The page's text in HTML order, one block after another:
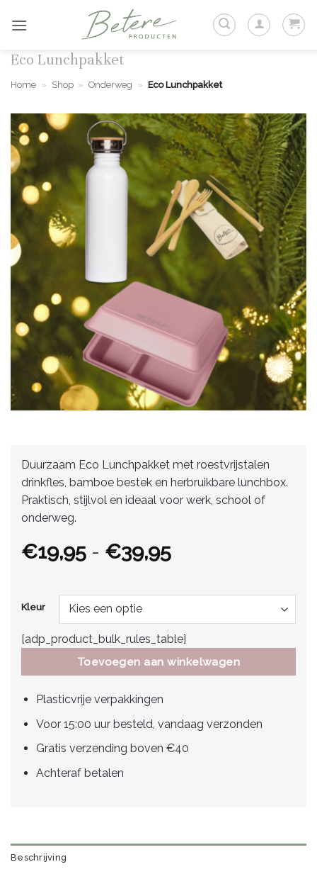
naar
Eco Lunchpakket
Home » Shop » Onderweg » Eco Lunchpakket
Duurzaam Eco Lunchpakket met roestvrijstalen
drinkfles, bamboe bestek en herbruikbare lunchbox.
Praktisch, stijlvol en ideaal voor werk, school of
onderweg.
€19,95 - €39,95Prijsklasse:
tot
Kleur
[adp_product_bulk_rules_table]
Toevoegen aan winkelwagen
Plasticvrije verpakkingen
Voor 15:00 uur besteld, vandaag verzonden
Gratis verzending boven €40
Achteraf betalen
Beschrijving